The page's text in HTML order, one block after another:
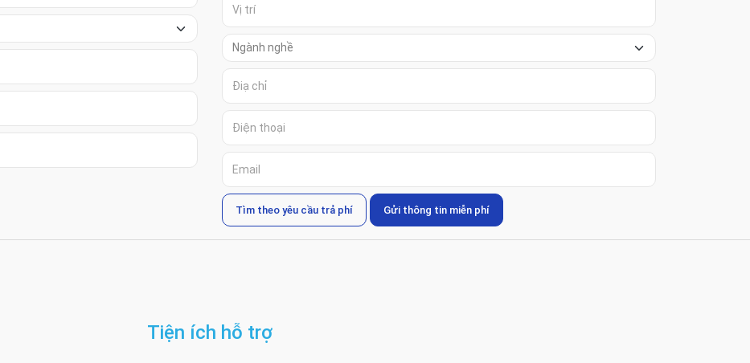
Tìm theo yêu cầu trả phí Gửi thông tin miễn phí
Tiện ích hỗ trợ